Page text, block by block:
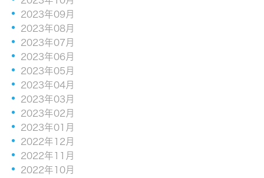
2023年09月
2023年08月
2023年07月
2023年06月
2023年05月
2023年04月
2023年03月
2023年02月
2023年01月
2022年12月
2022年11月
2022年10月